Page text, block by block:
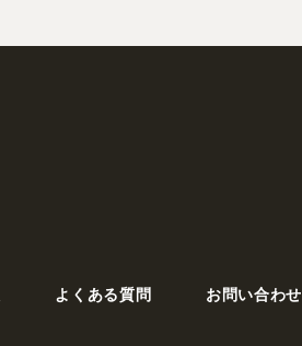
よくある質問 お問い合わせ